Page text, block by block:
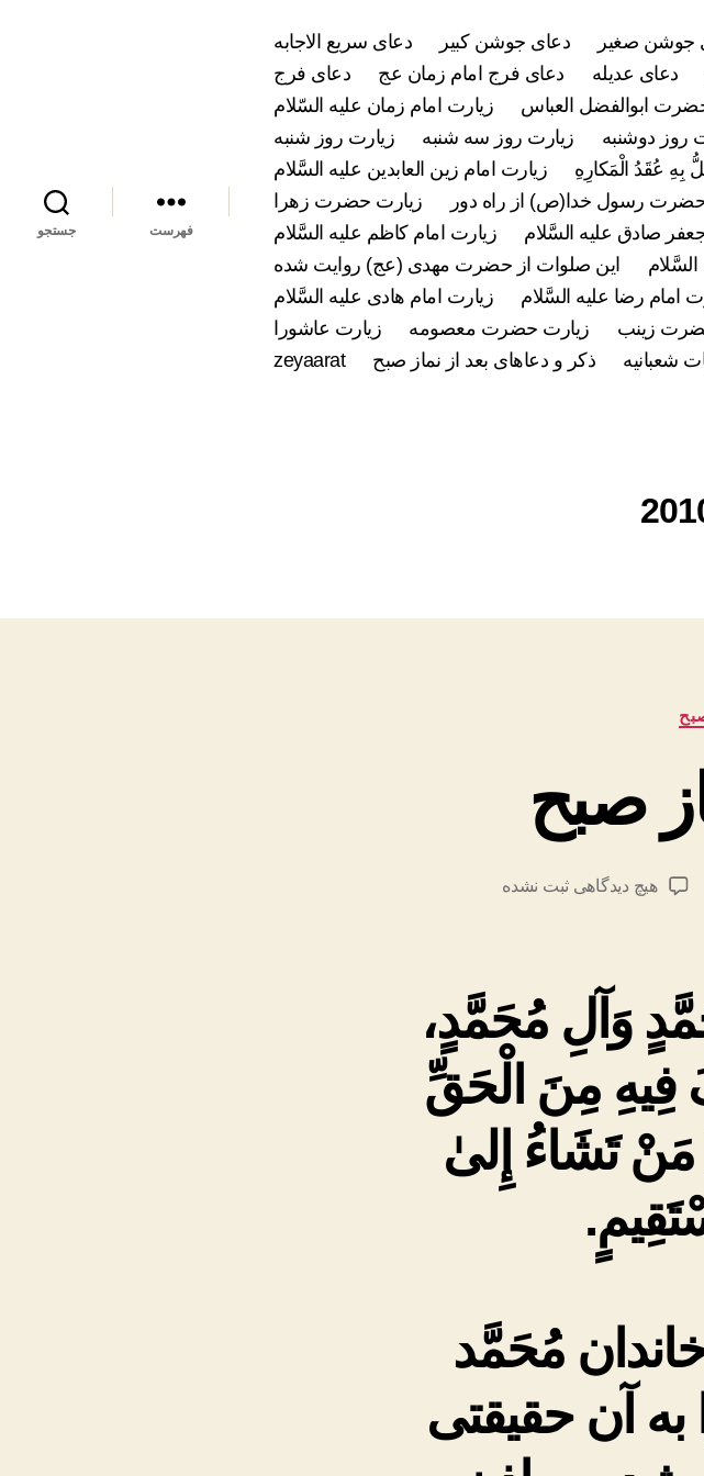
جوشن صغیر دعای جوشن کبیر
دعای سریع الاجابه
دعای عدیله دعای فرج امام زمان عج
دعای فرج
ابوالفضل العباس
زیارت امام زمان علیه السّلام
روز دوشنبه زیارت روز سه شنبه
زیارت روز شنبه
بِهِ عُقَدُ الْمَكارِهِ
زیارت امام زین العابدین علیه السَّلام
رسول خدا(ص) از راه دور
زیارت حضرت زهرا
صادق علیه السَّلام
زیارت امام کاظم علیه السَّلام
این صلوات از حضرت مهدی (عج) روایت شده
امام رضا علیه السَّلام
زیارت امام هادی علیه السَّلام
زینب زیارت حضرت معصومه
زیارت عاشورا
شعبانیه ذکر و دعاهای بعد از نماز صبح zeyaarat
فهرست جستجو
صبح
هیچ دیدگاهیبرای
ثبت نشده
وَآلِ مُحَمَّدٍ،
فِيهِ مِنَ الْحَقِّ
مَنْ تَشَاءُ إِلىٰ
مُحَمَّد
آن حقیقتى